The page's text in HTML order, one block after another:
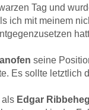
Tag und
ich mit meinem
seine
Es sollte letztlich
als Edgar